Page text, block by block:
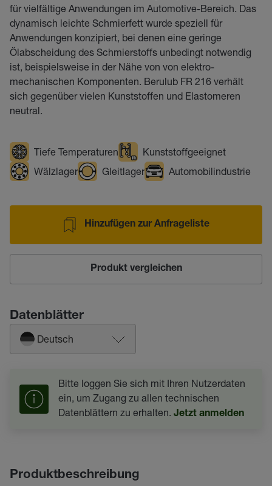
für vielfältige Anwendungen im Automotive-Bereich. Das
dynamisch leichte Schmierfett wurde speziell für
Anwendungen konzipiert, bei denen eine geringe
Ölabscheidung des Schmierstoffs unbedingt notwendig
ist, beispielsweise in der Nähe von von elektro-
mechanischen Komponenten. Berulub FR 216 verhält
sich gegenüber vielen Kunststoffen und Elastomeren
neutral.
Tiefe Temperaturen
Kunststoffgeeignet
Wälzlager
Gleitlager Automobilindustrie
Hinzufügen zur Anfrageliste
Produkt vergleichen
Datenblätter
Deutsch
Bitte loggen Sie sich mit Ihren Nutzerdaten
ein, um Zugang zu allen technischen
Datenblättern zu erhalten. Jetzt anmelden
Produktbeschreibung